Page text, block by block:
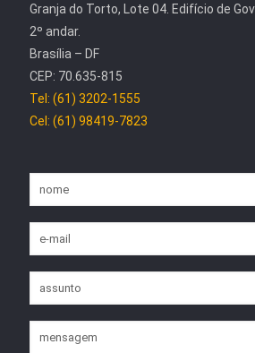
Granja do Torto, Lote 04. Edifício de
2º andar.
Brasília – DF
CEP: 70.635-815
Tel: (61) 3202-1555
Cel: (61) 98419-7823